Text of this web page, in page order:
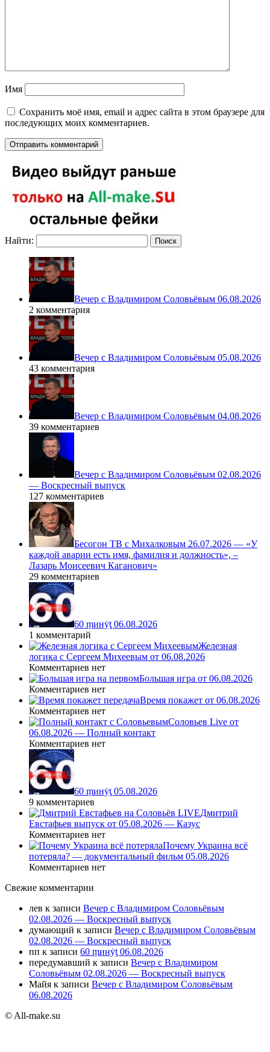
Имя
Сохранить моё имя, email и адрес сайта в этом браузере для
последующих моих комментариев.
Найти:
Вечер с Владимиром Соловьёвым 06.08.2026
2 комментария
Вечер с Владимиром Соловьёвым 05.08.2026
43 комментария
Вечер с Владимиром Соловьёвым 04.08.2026
39 комментариев
Вечер с Владимиром Соловьёвым 02.08.2026
— Воскресный выпуск
127 комментариев
Бесогон ТВ с Михалковым 26.07.2026 — «У
каждой аварии есть имя, фамилия и должность», –
Лазарь Моисеевич Каганович»
29 комментариев
60 ṃинẏƫ 06.08.2026
1 комментарий
Железная
логика с Сергеем Михеевым от 06.08.2026
Комментариев нет
Большая игра от 06.08.2026
Комментариев нет
Время покажет от 06.08.2026
Комментариев нет
Соловьев Live от
06.08.2026 — Полный контакт
Комментариев нет
60 ṃинẏƫ 05.08.2026
9 комментариев
Дмитрий
Евстафьев выпуск от 05.08.2026 — Казус
Комментариев нет
Почему Украина всё
потеряла? — документальный фильм 05.08.2026
Комментариев нет
Свежие комментарии
лев к записи Вечер с Владимиром Соловьёвым
02.08.2026 — Воскресный выпуск
думающий к записи Вечер с Владимиром Соловьёвым
02.08.2026 — Воскресный выпуск
пп к записи 60 ṃинẏƫ 06.08.2026
передумавший к записи Вечер с Владимиром
Соловьёвым 02.08.2026 — Воскресный выпуск
Майя к записи Вечер с Владимиром Соловьёвым
06.08.2026
© All-make.su